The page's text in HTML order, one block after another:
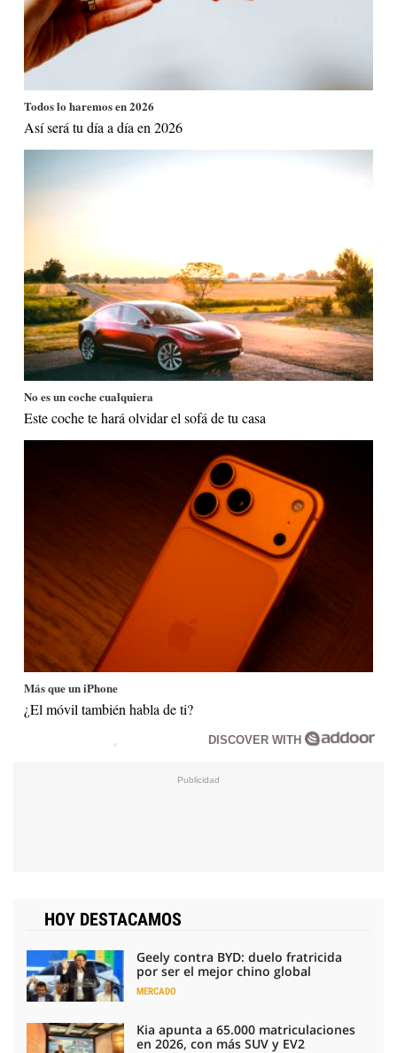
Todos lo haremos en 2026
Así será tu día a día en 2026
No es un coche cualquiera
Este coche te hará olvidar el sofá de tu casa
Más que un iPhone
¿El móvil también habla de ti?
DISCOVER WITH
HOY DESTACAMOS
Geely contra BYD: duelo fratricida
por ser el mejor chino global
MERCADO
Kia apunta a 65.000 matriculaciones
en 2026, con más SUV y EV2